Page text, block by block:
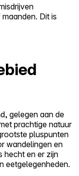
Dit is
gelegen aan de
prachtige natuur
pluspunten
wandelingen en
hecht en er zijn
eetgelegenheden.